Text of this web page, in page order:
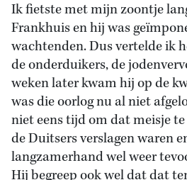
Ik fietste met mijn zoontje
Frankhuis en hij was
wachtenden. Dus vertelde ik
de onderduikers, de
weken later kwam hij op de
was die oorlog nu al niet
niet eens tijd om dat meisje
de Duitsers verslagen waren
langzamerhand wel weer
Hij begreep ook wel dat dat